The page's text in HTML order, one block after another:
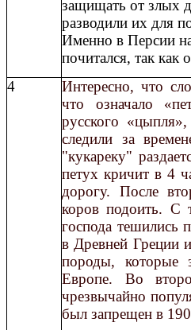
защищать от злых
разводили их для
Именно в Персии
почитался, так как
4
Интересно, что
что означало
русского
следили за
"кукареку"
петух кричит в 4
дорогу. После
коров подоить. С
господа тешились
в Древней Греции
породы, которые
Европе. Во
чрезвычайно
был запрещен в